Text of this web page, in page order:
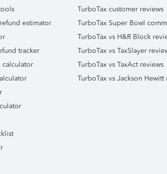
estimator
tracker
calculator
TurboTax customer reviews
TurboTax Super Bowl
TurboTax vs H&R Block
TurboTax vs TaxSlayer
TurboTax vs TaxAct reviews
TurboTax vs Jackson Hewitt